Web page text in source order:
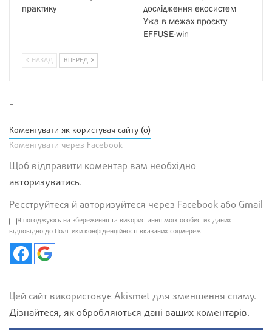
практику
дослідження екосистем
Ужа в межах проєкту
EFFUSE-win
НАЗАД ВПЕРЕД
-
Коментувати як користувач сайту (0)
Коментувати через Facebook
Щоб відправити коментар вам необхідно
авторизуватись.
Реєструйтеся й авторизуйтеся через Facebook або Gmail
Я погоджуюсь на збереження та використання моїх особистих даних
відповідно до Політики конфіденційності вказаних соцмереж
Цей сайт використовує Akismet для зменшення спаму.
Дізнайтеся, як обробляються дані ваших коментарів.